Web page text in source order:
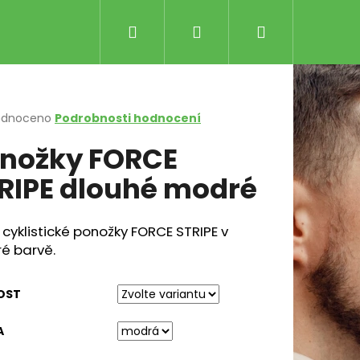
Přihlášení
košík
Podrobnosti hodnocení
FORCE
dlouhé modré
ponožky FORCE STRIPE v
barvě.
RŮŽOVO-ČERNÉ